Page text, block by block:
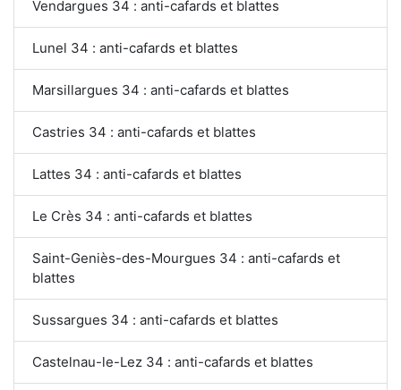
Vendargues 34 : anti-cafards et blattes
Lunel 34 : anti-cafards et blattes
Marsillargues 34 : anti-cafards et blattes
Castries 34 : anti-cafards et blattes
Lattes 34 : anti-cafards et blattes
Le Crès 34 : anti-cafards et blattes
Saint-Geniès-des-Mourgues 34 : anti-cafards et
blattes
Sussargues 34 : anti-cafards et blattes
Castelnau-le-Lez 34 : anti-cafards et blattes